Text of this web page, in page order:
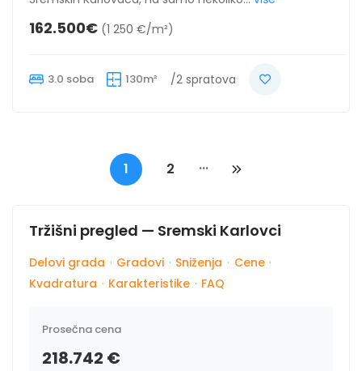
162.500€ (1 250 €/m²)
3.0 soba 130m² /2 spratova
1 2 ...
Tržišni pregled — Sremski Karlovci
Delovi grada · Gradovi · Sniženja · Cene ·
Kvadratura · Karakteristike · FAQ
Prosečna cena
218.742 €